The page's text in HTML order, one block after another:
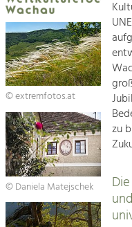
Social Affairs,
& Identity
Equality, Youth and
Mobility &
Climate Change,
Renewable Energy.
Economy
Increase in Regional
© extremfotos.at
© Daniela Matejschek
zu